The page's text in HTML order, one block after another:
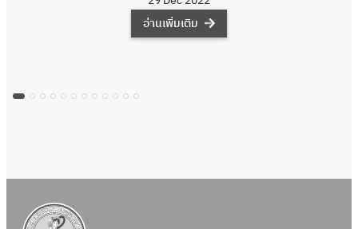
อ่านเพิ่มเติม